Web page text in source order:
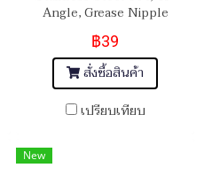
Angle, Grease Nipple
฿39
สั่งซื้อสินค้า
เปรียบเทียบ
New